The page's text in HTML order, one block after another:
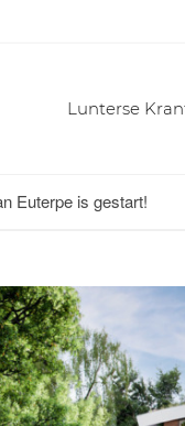
Lunterse
Euterpe is gestart!